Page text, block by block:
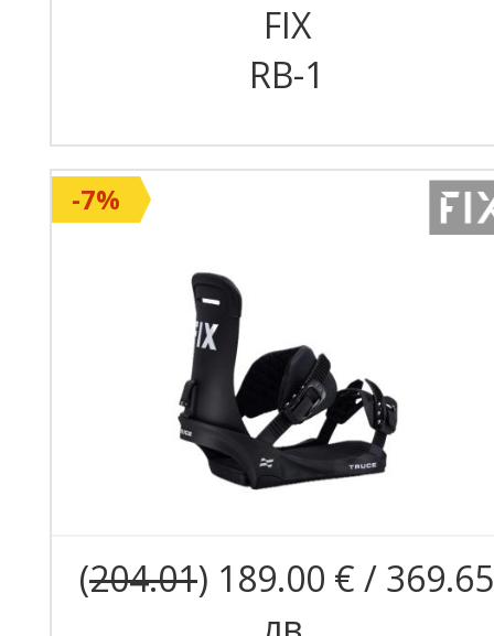
FIX
RB-1
(204.01) 189.00 € / 369.65
-7%